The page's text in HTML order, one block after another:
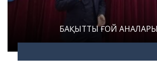
БАҚЫТТЫ ҒОЙ